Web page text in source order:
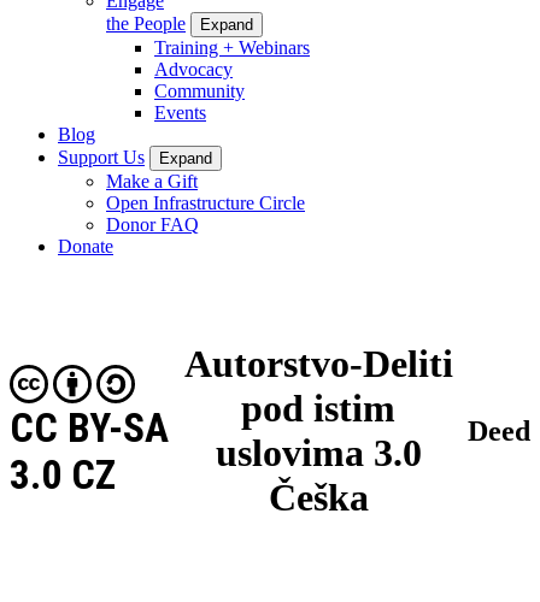
the People
Expand
Training + Webinars
Advocacy
Community
Events
Blog
Support Us
Expand
Make a Gift
Open Infrastructure Circle
Donor FAQ
Donate
Autorstvo-Deliti
pod istim
uslovima 3.0
Češka
CC BY-SA
3.0 CZ
Deed